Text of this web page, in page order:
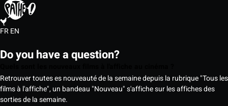
FREN
Do you have a question?
Retrouver toutes es nouveauté de la semaine depuis la rubrique "Tous les
films à l'affiche", un bandeau "Nouveau" s'affiche sur les affiches des
sorties de la semaine.